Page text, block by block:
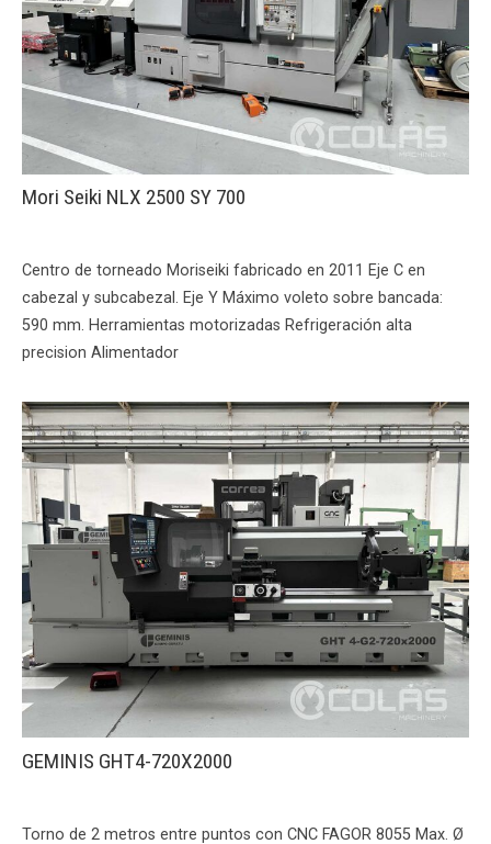
Mori Seiki NLX 2500 SY 700
Centro de torneado Moriseiki fabricado en 2011 Eje C en
cabezal y subcabezal. Eje Y Máximo voleto sobre bancada:
590 mm. Herramientas motorizadas Refrigeración alta
precision Alimentador
GEMINIS GHT4-720X2000
Torno de 2 metros entre puntos con CNC FAGOR 8055 Max. Ø